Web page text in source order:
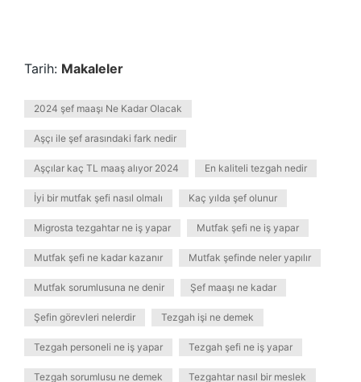
Tarih: Makaleler
2024 şef maaşı Ne Kadar Olacak
Aşçı ile şef arasındaki fark nedir
Aşçılar kaç TL maaş alıyor 2024 En kaliteli tezgah nedir
İyi bir mutfak şefi nasıl olmalı Kaç yılda şef olunur
Migrosta tezgahtar ne iş yapar Mutfak şefi ne iş yapar
Mutfak şefi ne kadar kazanır Mutfak şefinde neler yapılır
Mutfak sorumlusuna ne denir Şef maaşı ne kadar
Şefin görevleri nelerdir Tezgah işi ne demek
Tezgah personeli ne iş yapar Tezgah şefi ne iş yapar
Tezgah sorumlusu ne demek Tezgahtar nasıl bir meslek